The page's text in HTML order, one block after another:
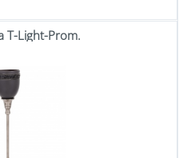
T-Light-Prom.